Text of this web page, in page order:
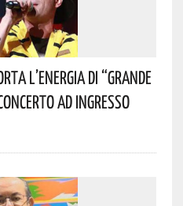
L’energia Di “Grande
Ad Ingresso